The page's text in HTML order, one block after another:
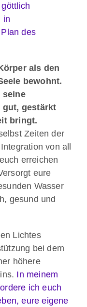
in
des
als den
bewohnt.
seine
gut, gestärkt
bringt.
Zeiten der
von all
erreichen
eure
Wasser
gesund und
Lichtes
bei dem
höhere
In meinem
ich euch
eure eigene